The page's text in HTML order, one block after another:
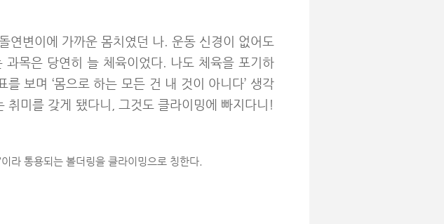
연변이에 가까운 몸치였던 나. 운동 신경이 없어도
목은 당연히 늘 체육이었다. 나도 체육을 포기하
보며 ‘몸으로 하는 모든 건 내 것이 아니다’ 생각
미를 갖게 됐다니, 그것도 클라이밍에 빠지다니!
라 통용되는 볼더링을 클라이밍으로 칭한다.